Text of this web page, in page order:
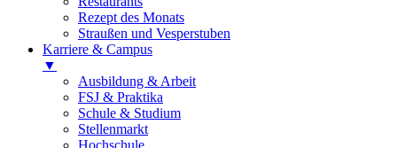
Rezept des Monats
Straußen und Vesperstuben
Karriere & Campus
▼
Ausbildung & Arbeit
FSJ & Praktika
Schule & Studium
Stellenmarkt
Hochschule